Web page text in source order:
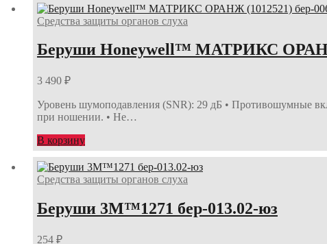
Средства защиты органов слуха
Беруши Honeywell™ МАТРИКС ОРАНЖ
3 490 ₽
Уровень шумоподавления (SNR): 29 дБ • Противошумные
при ношении. • Не…
В корзину
Средства защиты органов слуха
Беруши 3М™1271 бер-013.02-юз
254 ₽